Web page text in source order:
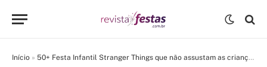
Início » 50+ Festa Infantil Stranger Things que não assustam as crianças